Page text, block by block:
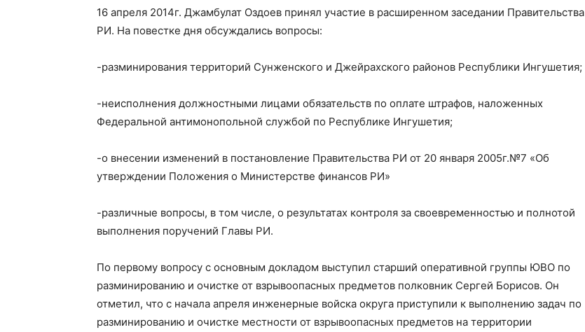
16 апреля 2014г. Джамбулат Оздоев принял участие в расширенном заседании Правительства
РИ. На повестке дня обсуждались вопросы:
-разминирования территорий Сунженского и Джейрахского районов Республики Ингушетия;
-неисполнения должностными лицами обязательств по оплате штрафов, наложенных
Федеральной антимонопольной службой по Республике Ингушетия;
-о внесении изменений в постановление Правительства РИ от 20 января 2005г.№7 «Об
утверждении Положения о Министерстве финансов РИ»
-различные вопросы, в том числе, о результатах контроля за своевременностью и полнотой
выполнения поручений Главы РИ.
По первому вопросу с основным докладом выступил старший оперативной группы ЮВО по
разминированию и очистке от взрывоопасных предметов полковник Сергей Борисов. Он
отметил, что с начала апреля инженерные войска округа приступили к выполнению задач по
разминированию и очистке местности от взрывоопасных предметов на территории